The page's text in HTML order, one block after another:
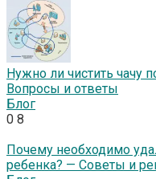
Нужно ли чистить чачу
Вопросы и ответы
Блог
0 8
Почему необходимо
ребенка? — Советы и